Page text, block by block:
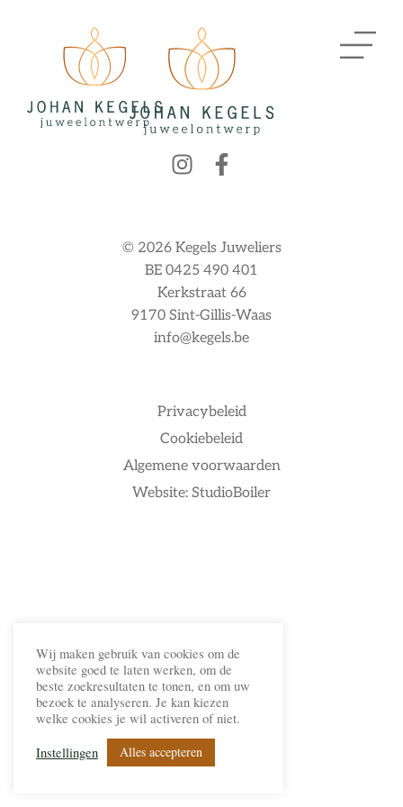
Privacybeleid
Cookiebeleid
Algemene voorwaarden
Website: StudioBoiler
© 2026 Kegels Juweliers
BE 0425 490 401
Kerkstraat 66
9170 Sint-Gillis-Waas
info@kegels.be
Wij maken gebruik van cookies om de
website goed te laten werken, om de
beste zoekresultaten te tonen, en om uw
bezoek te analyseren. Je kan kiezen
welke cookies je wil activeren of niet.
Instellingen
Alles accepteren